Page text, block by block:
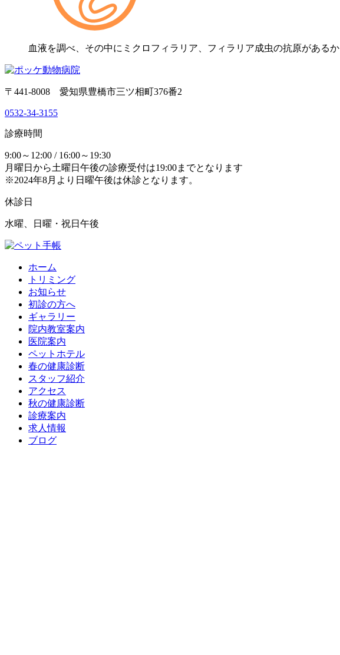
血液を調べ、その中にミクロフィラリア、フィラリア成虫の抗原があるか
〒441-8008 愛知県豊橋市三ツ相町376番2
0532-34-3155
診療時間
9:00～12:00 / 16:00～19:30
月曜日から土曜日午後の診療受付は19:00までとなります
※2024年8月より日曜午後は休診となります。
休診日
水曜、日曜・祝日午後
ホーム
トリミング
お知らせ
初診の方へ
ギャラリー
院内教室案内
医院案内
ペットホテル
春の健康診断
スタッフ紹介
アクセス
秋の健康診断
診療案内
求人情報
ブログ